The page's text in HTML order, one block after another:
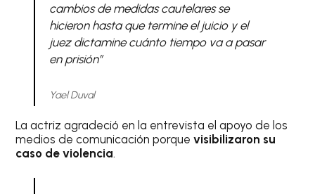
cambios de medidas cautelares se
hicieron hasta que termine el juicio y el
juez dictamine cuánto tiempo va a pasar
en prisión”
Yael Duval
La actriz agradeció en la entrevista el apoyo de los
medios de comunicación porquevisibilizaron su
caso de violencia.